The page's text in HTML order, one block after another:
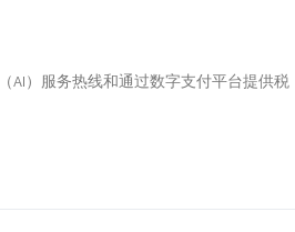
AI）服务热线和通过数字支付平台提供税